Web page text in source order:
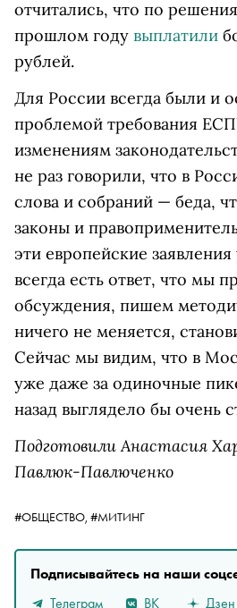
отчитались, что по
прошлом году выплатили
рублей.
Для России всегда были и
проблемой требования
изменениям
не раз говорили, что в
слова и собраний — беда,
законы и
эти европейские
всегда есть ответ, что мы
обсуждения, пишем
ничего не меняется,
Сейчас мы видим, что в
уже даже за одиночные
назад выглядело бы очень
Подготовили Анастасия
Павлюк-Павлюченко
#ОБЩЕСТВО, #МИТИНГ
Подписывайтесь на наши
Телеграм
ВК Дзен